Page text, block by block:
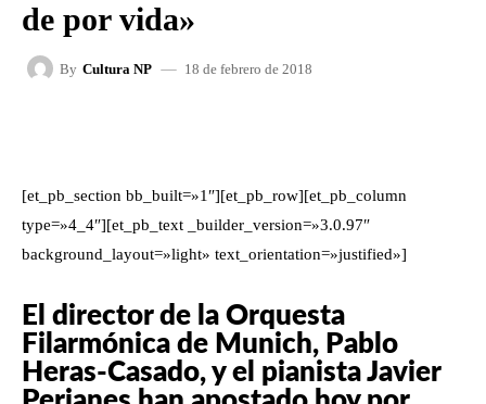
de por vida»
By Cultura NP 18 de febrero de 2018
[et_pb_section bb_built=»1″][et_pb_row][et_pb_column
type=»4_4″][et_pb_text _builder_version=»3.0.97″
background_layout=»light» text_orientation=»justified»]
El director de la Orquesta
Filarmónica de Munich, Pablo
Heras-Casado, y el pianista Javier